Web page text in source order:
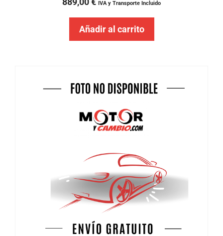
IVA y Transporte Incluido
Añadir al carrito